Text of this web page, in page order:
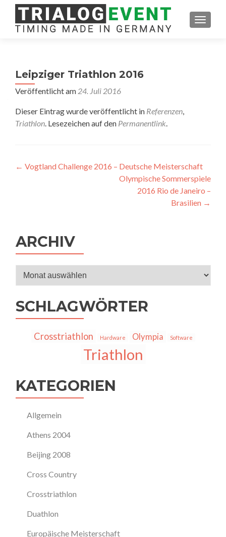
Leipziger Triathlon 2016
Veröffentlicht am 24. Juli 2016
Dieser Eintrag wurde veröffentlicht in Referenzen,
Triathlon. Lesezeichen auf den Permanentlink.
Artikel-
← Vogtland Challenge 2016 – Deutsche Meisterschaft
Olympische Sommerspiele
2016 Rio de Janeiro –
Brasilien →
ARCHIV
Archiv
SCHLAGWÖRTER
Crosstriathlon Hardware Olympia Software
Triathlon
KATEGORIEN
Allgemein
Athens 2004
Beijing 2008
Cross Country
Crosstriathlon
Duathlon
Europäische Meisterschaft